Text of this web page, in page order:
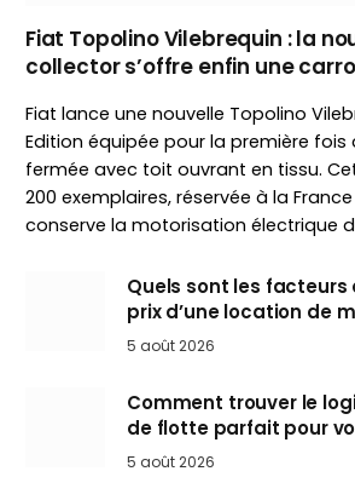
Fiat Topolino Vilebrequin : la
collector s’offre enfin une
Fiat lance une nouvelle Topolino
Edition équipée pour la première fois
fermée avec toit ouvrant en tissu.
200 exemplaires, réservée à la France
conserve la motorisation électrique
Quels sont les
prix d’une location de
5 août 2026
Comment trouver le
de flotte parfait pour
5 août 2026